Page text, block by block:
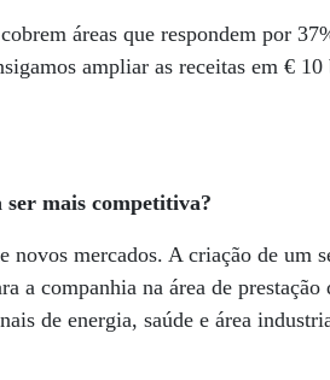
áreas que respondem por
ampliar as receitas em € 10
ser mais competitiva?
novos mercados. A criação de um
a companhia na área de
de energia, saúde e área